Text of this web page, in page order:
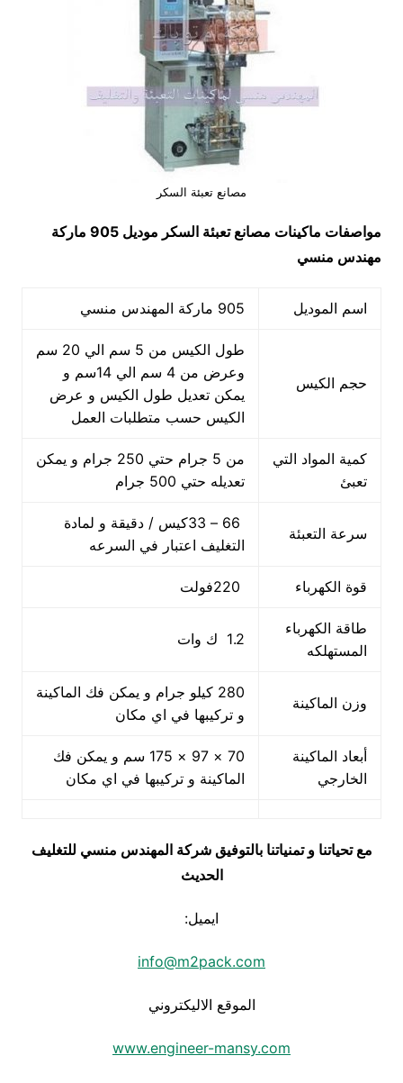
مصانع تعبئة السكر
مواصفات ماكينات مصانع تعبئة السكر
موديل 905 ماركة
مهندس منسي
اسم الموديل 905 ماركة المهندس منسي
حجم الكيس
طول الكيس من 5 سم الي 20 سم
وعرض من 4 سم الي 14سم و
يمكن تعديل طول الكيس و عرض
الكيس حسب متطلبات العمل
كمية المواد التي
تعبئ
من 5 جرام حتي 250 جرام و يمكن
تعديله حتي 500 جرام
سرعة التعبئة
66 – 33كيس / دقيقة و لمادة
التغليف اعتبار في السرعه
قوة الكهرباء
طاقة الكهرباء
المستهلكه
1.2 ك وات
وزن الماكينة
280 كيلو جرام و يمكن فك الماكينة
و تركيبها في اي مكان
أبعاد الماكينة
الخارجي
70 × 97 × 175 سم و يمكن فك
الماكينة و تركيبها في اي مكان
مع تحياتنا و تمنياتنا بالتوفيق شركة المهندس منسي للتغليف
الحديث
ايميل:
info@m2pack.com
الموقع الاليكتروني
www.engineer-mansy.com